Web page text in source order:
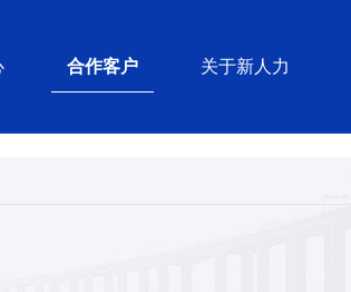
合作客户 关于新人力